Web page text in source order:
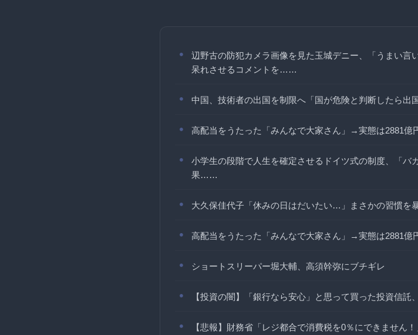
辺野古の防犯カメラ画像を見た玉城デニー、「うまい言
呆れさせるコメントを……
中国、技術者の出国を制限へ「国が危険と判断したら出国
高配当をうたった「みんなで大家さん」→実態は2881億
小学生の段階で人生を確定させるドイツ式の制度、「バ
果……
大久保佳代子「休みの日はだいたい…」まさかの習慣を
高配当をうたった「みんなで大家さん」→実態は2881億
ショートスリーパー堀大輔、高須幹弥にブチギレ
【投資の闇】「銀行なら安心」と思って買った投資信
【悲報】財務省「レジ都合で消費税を0％にできません